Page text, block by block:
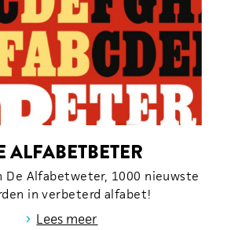
ALFABETBETER
De Alfabetweter, 1000 nieuwste
in verbeterd alfabet!
› Lees meer